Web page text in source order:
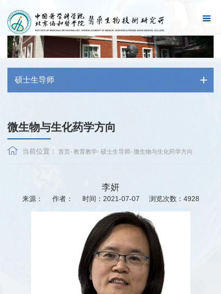
硕士生导师
微生物与生化药学方向
当前位置： 首页- 教育教学- 硕士生导师- 微生物与生化药学方向
李妍
来源： 作者： 时间：2021-07-07 浏览次数： 4928